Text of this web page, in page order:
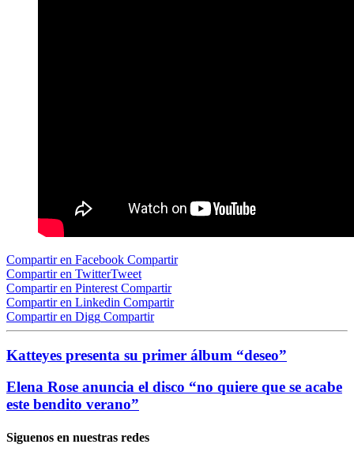
Compartir en Facebook Compartir
Compartir en TwitterTweet
Compartir en Pinterest Compartir
Compartir en Linkedin Compartir
Compartir en Digg Compartir
Katteyes presenta su primer álbum “deseo”
Elena Rose anuncia el disco “no quiere que se acabe
este bendito verano”
Siguenos en nuestras redes